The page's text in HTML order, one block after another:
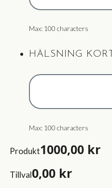
Max: 100 characters
HÄLSNING KORT
Max: 100 characters
Produkt1000,00 kr
Tillval0,00 kr